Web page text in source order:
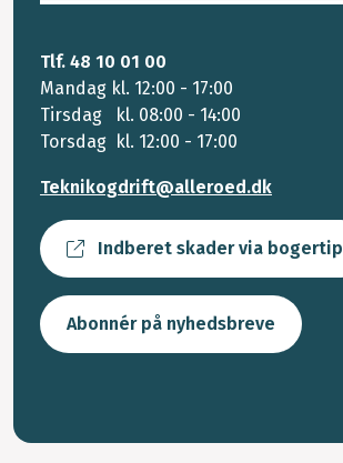
Tlf. 48 10 01 00
Mandag kl. 12:00 - 17:00
Tirsdag kl. 08:00 - 14:00
Torsdag kl. 12:00 - 17:00
Teknikogdrift@alleroed.dk
Indberet skader via bogertip
Abonnér på nyhedsbreve